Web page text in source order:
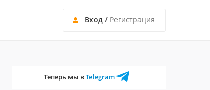
Вход / Регистрация
Теперь мы вTelegram